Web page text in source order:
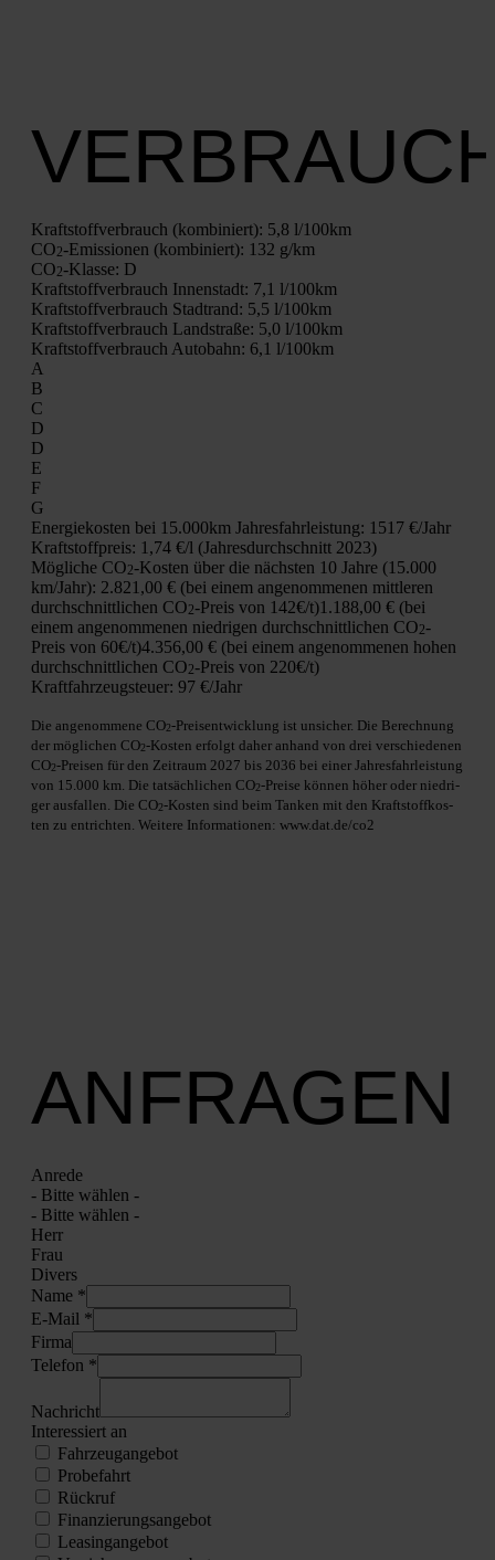
Kraft­stoff­ver­brauch (kom­bi­niert): 5,8 l/100km
CO2-Emis­sio­nen (kom­bi­niert): 132 g/km
CO2-Klas­se: D
Kraft­stoff­ver­brauch Innen­stadt: 7,1 l/100km
Kraft­stoff­ver­brauch Stadt­rand: 5,5 l/100km
Kraft­stoff­ver­brauch Land­stra­ße: 5,0 l/100km
Kraft­stoff­ver­brauch Auto­bahn: 6,1 l/100km
A
B
C
D
D
E
F
G
Ener­gie­kos­ten bei 15.000km Jah­res­fahr­leis­tung: 1517 €/Jahr
Kraft­stoff­preis: 1,74 €/l (Jah­res­durch­schnitt 2023)
Mög­li­che CO2-Kos­ten über die nächs­ten 10 Jah­re (15.000
km/Jahr): 2.821,00 € (bei einem ange­nom­me­nen mitt­le­ren
durch­schnitt­li­chen CO2-Preis von 142€/t)1.188,00 € (bei
einem ange­nom­me­nen nied­ri­gen durch­schnitt­li­chen CO2-
Preis von 60€/t)4.356,00 € (bei einem ange­nom­me­nen hohen
durch­schnitt­li­chen CO2-Preis von 220€/t)
Kraft­fahr­zeug­steu­er: 97 €/Jahr
Die ange­nom­me­ne CO2-Preis­ent­wick­lung ist unsi­cher. Die Berech­nung
der mög­li­chen CO2-Kos­ten erfolgt daher anhand von drei ver­schie­de­nen
CO2-Prei­sen für den Zeit­raum 2027 bis 2036 bei einer Jah­res­fahr­leis­tung
von 15.000 km. Die tat­säch­li­chen CO2-Prei­se kön­nen höher oder nied­ri­
ger aus­fal­len. Die CO2-Kos­ten sind beim Tan­ken mit den Kraft­stoff­kos­
ten zu ent­rich­ten. Wei­te­re Infor­ma­tio­nen: www.dat.de/co2
ANFRAGEN
Anre­de
- Bit­te wäh­len -
- Bit­te wäh­len -
Herr
Frau
Divers
Name *
E‑Mail *
Fir­ma
Tele­fon *
Nach­richt
Inter­es­siert an
Fahr­zeug­an­ge­bot
Pro­be­fahrt
Rück­ruf
Finan­zie­rungs­an­ge­bot
Lea­sing­an­ge­bot